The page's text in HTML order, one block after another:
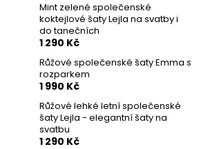
Mint zelené společenské
koktejlové šaty Lejla na svatby i
do tanečních
1 290 Kč
Růžové společenské šaty Emma s
rozparkem
1 990 Kč
Růžové lehké letní společenské
šaty Lejla - elegantní šaty na
svatbu
1 290 Kč